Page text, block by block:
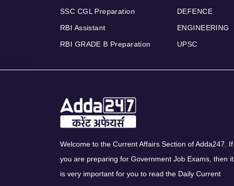
SSC CGL Preparation
RBI Assistant
RBI GRADE B Preparation
DEFENCE
ENGINEERING
UPSC
Welcome to the Current Affairs Section of Adda247. If
you are preparing for Government Job Exams, then it
is very important for you to read the Daily Current